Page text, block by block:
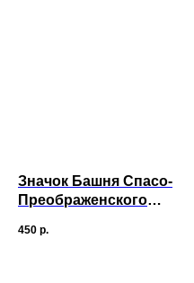
Значок Башня Спасо-
Преображенского
450 р.